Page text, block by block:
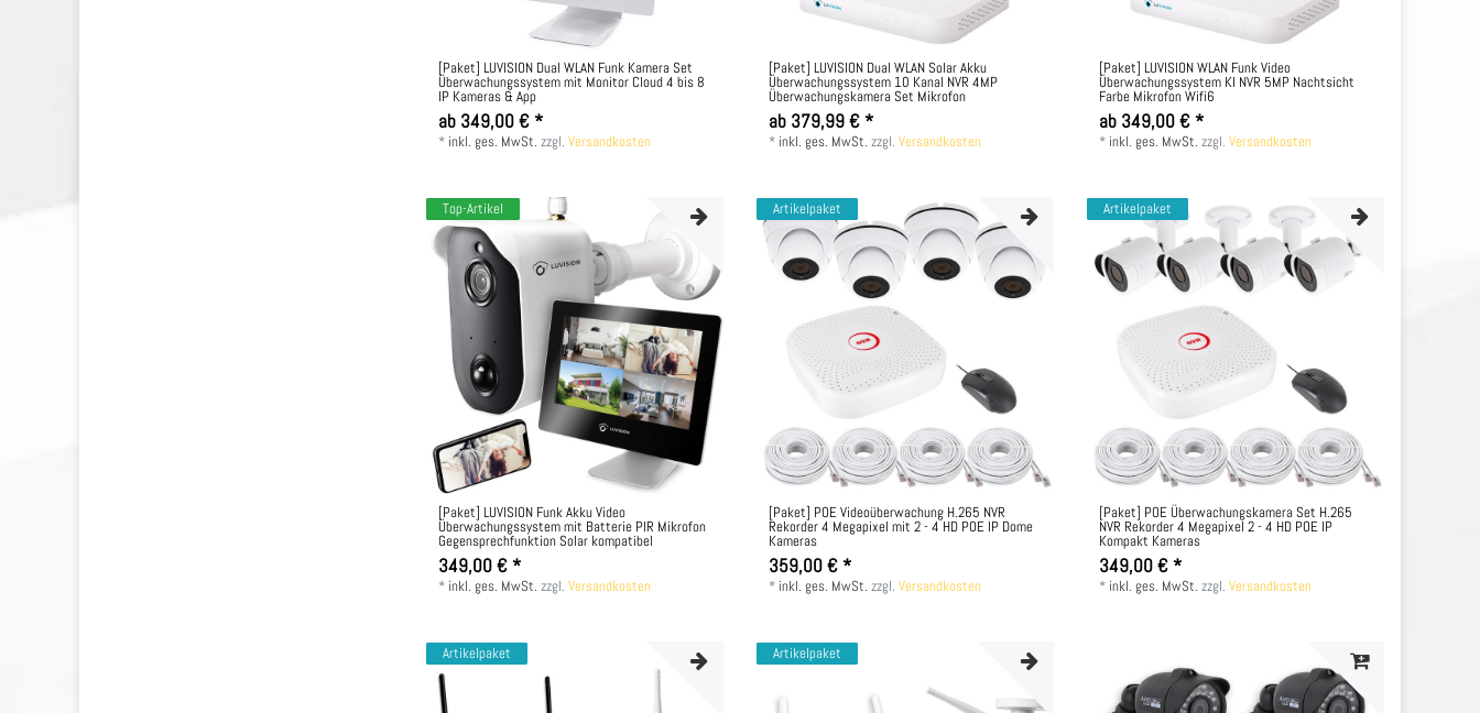
[Paket] LUVISION Dual WLAN Funk Kamera Set
Überwachungssystem mit Monitor Cloud 4 bis 8
IP Kameras & App
ab 349,00 € *
* inkl. ges. MwSt. zzgl.Versandkosten
[Paket] LUVISION Dual WLAN Solar Akku
Überwachungssystem 10 Kanal NVR 4MP
Überwachungskamera Set Mikrofon
ab 379,99 € *
* inkl. ges. MwSt. zzgl.Versandkosten
[Paket] LUVISION WLAN Funk Video
Überwachungssystem KI NVR 5MP Nachtsicht
Farbe Mikrofon Wifi6
ab 349,00 € *
* inkl. ges. MwSt. zzgl.Versandkosten
Top-Artikel
[Paket] LUVISION Funk Akku Video
Überwachungssystem mit Batterie PIR Mikrofon
Gegensprechfunktion Solar kompatibel
349,00 € *
* inkl. ges. MwSt. zzgl.Versandkosten
Artikelpaket
[Paket] POE Videoüberwachung H.265 NVR
Rekorder 4 Megapixel mit 2 - 4 HD POE IP Dome
Kameras
359,00 € *
* inkl. ges. MwSt. zzgl.Versandkosten
Artikelpaket
[Paket] POE Überwachungskamera Set H.265
NVR Rekorder 4 Megapixel 2 - 4 HD POE IP
Kompakt Kameras
349,00 € *
* inkl. ges. MwSt. zzgl.Versandkosten
Artikelpaket Artikelpaket